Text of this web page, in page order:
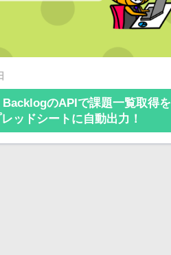
BacklogのAPIで課題一覧取得を
ッドシートに自動出力！